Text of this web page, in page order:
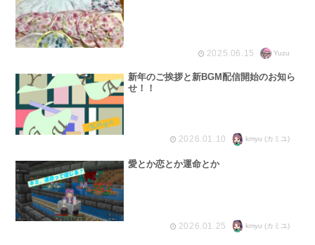
2025.06.15 Yuzu
新年のご挨拶と新BGM配信開始のお知ら
せ！！
2026.01.10 kmyu (カミユ)
愛とか恋とか運命とか
2026.01.25 kmyu (カミユ)